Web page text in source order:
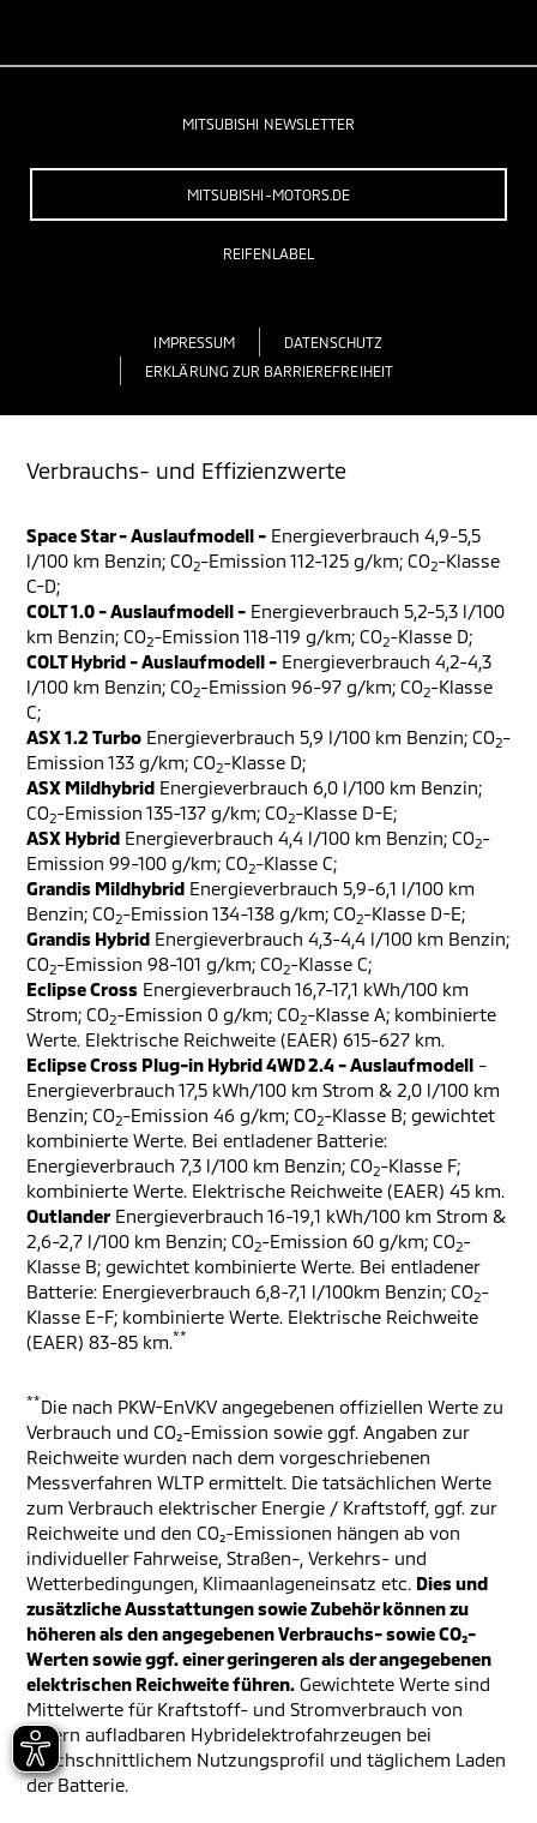
MITSUBISHI NEWSLETTER
MITSUBISHI-MOTORS.DE
REIFENLABEL
IMPRESSUM
DATENSCHUTZ
ERKLÄRUNG ZUR BARRIEREFREIHEIT
Verbrauchs- und Effizienzwerte
Space Star - Auslaufmodell - Energieverbrauch 4,9-5,5
l/100 km Benzin; CO2-Emission 112-125 g/km; CO2-Klasse
C-D;
COLT 1.0 - Auslaufmodell - Energieverbrauch 5,2-5,3 l/100
km Benzin; CO2-Emission 118-119 g/km; CO2-Klasse D;
COLT Hybrid - Auslaufmodell - Energieverbrauch 4,2-4,3
l/100 km Benzin; CO2-Emission 96-97 g/km; CO2-Klasse
C;
ASX 1.2 Turbo Energieverbrauch 5,9 l/100 km Benzin; CO2-
Emission 133 g/km; CO2-Klasse D;
ASX Mildhybrid Energieverbrauch 6,0 l/100 km Benzin;
CO2-Emission 135-137 g/km; CO2-Klasse D-E;
ASX Hybrid Energieverbrauch 4,4 l/100 km Benzin; CO2-
Emission 99-100 g/km; CO2-Klasse C;
Grandis Mildhybrid Energieverbrauch 5,9-6,1 l/100 km
Benzin; CO2-Emission 134-138 g/km; CO2-Klasse D-E;
Grandis Hybrid Energieverbrauch 4,3-4,4 l/100 km Benzin;
CO2-Emission 98-101 g/km; CO2-Klasse C;
Eclipse Cross Energieverbrauch 16,7-17,1 kWh/100 km
Strom; CO2-Emission 0 g/km; CO2-Klasse A; kombinierte
Werte. Elektrische Reichweite (EAER) 615-627 km.
Eclipse Cross Plug-in Hybrid 4WD 2.4 - Auslaufmodell -
Energieverbrauch 17,5 kWh/100 km Strom & 2,0 l/100 km
Benzin; CO2-Emission 46 g/km; CO2-Klasse B; gewichtet
kombinierte Werte. Bei entladener Batterie:
Energieverbrauch 7,3 l/100 km Benzin; CO2-Klasse F;
kombinierte Werte. Elektrische Reichweite (EAER) 45 km.
Outlander Energieverbrauch 16-19,1 kWh/100 km Strom &
2,6-2,7 l/100 km Benzin; CO2-Emission 60 g/km; CO2-
Klasse B; gewichtet kombinierte Werte. Bei entladener
Batterie: Energieverbrauch 6,8-7,1 l/100km Benzin; CO2-
Klasse E-F; kombinierte Werte. Elektrische Reichweite
(EAER) 83-85 km.**
**Die nach PKW-EnVKV angegebenen offiziellen Werte zu
Verbrauch und CO₂-Emission sowie ggf. Angaben zur
Reichweite wurden nach dem vorgeschriebenen
Messverfahren WLTP ermittelt. Die tatsächlichen Werte
zum Verbrauch elektrischer Energie / Kraftstoff, ggf. zur
Reichweite und den CO₂-Emissionen hängen ab von
individueller Fahrweise, Straßen-, Verkehrs- und
Wetterbedingungen, Klimaanlageneinsatz etc. Dies und
zusätzliche Ausstattungen sowie Zubehör können zu
höheren als den angegebenen Verbrauchs- sowie CO₂-
Werten sowie ggf. einer geringeren als der angegebenen
elektrischen Reichweite führen. Gewichtete Werte sind
Mittelwerte für Kraftstoff- und Stromverbrauch von
extern aufladbaren Hybridelektrofahrzeugen bei
durchschnittlichem Nutzungsprofil und täglichem Laden
der Batterie.